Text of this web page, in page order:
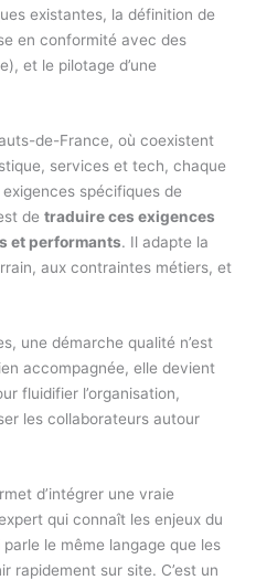
existantes, la définition de
en conformité avec des
et le pilotage d’une
de-France, où coexistent
services et tech, chaque
spécifiques de
detraduire ces exigences
et performants. Il adapte la
aux contraintes métiers, et
une démarche qualité n’est
accompagnée, elle devient
fluidifier l’organisation,
les collaborateurs autour
d’intégrer une vraie
qui connaît les enjeux du
le même langage que les
rapidement sur site. C’est un